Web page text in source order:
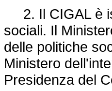
2. Il CIGAL è
sociali. Il
delle politiche
Ministero
Presidenza del